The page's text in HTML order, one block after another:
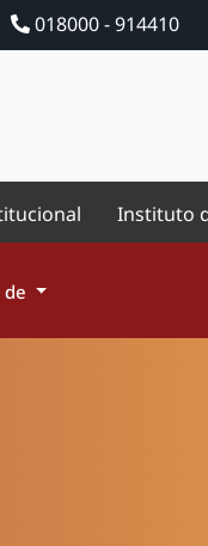
018000 - 914410
Instituto
de